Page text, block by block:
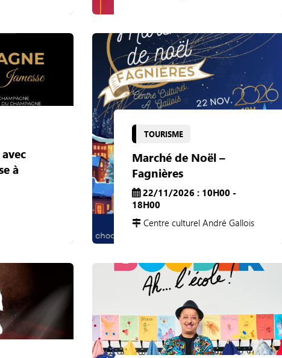
à
TOURISME
Marché de Noël –
Fagnières
22/11/2026 : 10H00 -
18H00
Centre culturel André Gallois